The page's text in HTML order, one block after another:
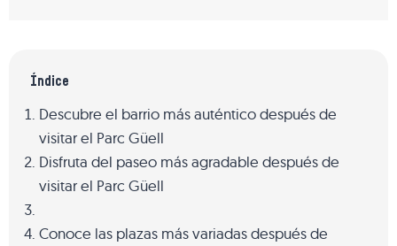
Índice
Descubre el barrio más auténtico después de
visitar el Parc Güell
Disfruta del paseo más agradable después de
visitar el Parc Güell
Conoce las plazas más variadas después de